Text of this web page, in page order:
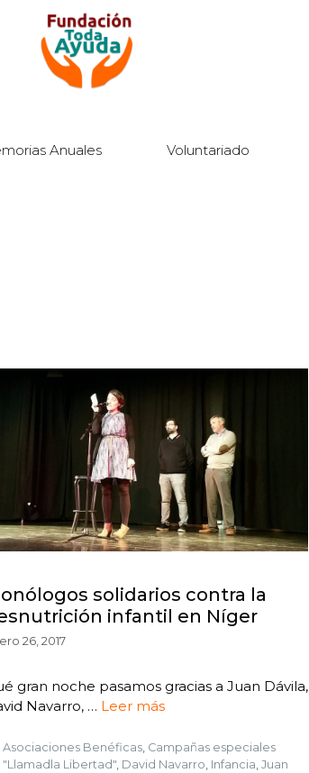
Anuales Voluntariado
solidarios contra la
infantil en Níger
26, 2017
gran noche pasamos gracias a Juan Dávila,
Navarro, … Leer más
Asociaciones Benéficas, Campañas especiales
"Llamadla Libertad", David Navarro, Infancia, Juan